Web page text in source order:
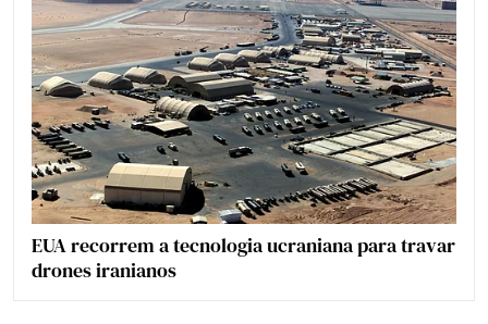
EUA recorrem a tecnologia ucraniana para travar
drones iranianos